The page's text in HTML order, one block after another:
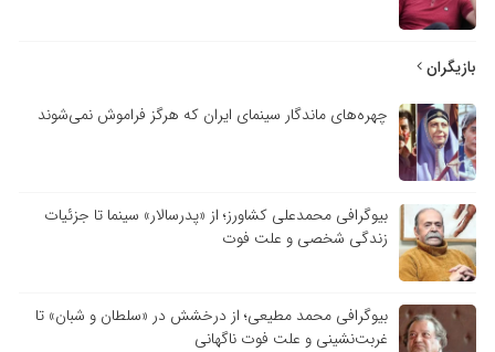
بازیگران
چهره‌های ماندگار سینمای ایران که هرگز فراموش نمی‌شوند
بیوگرافی محمدعلی کشاورز؛ از «پدرسالار» سینما تا جزئیات
زندگی شخصی و علت فوت
بیوگرافی محمد مطیعی؛ از درخشش در «سلطان و شبان» تا
غربت‌نشینی و علت فوت ناگهانی